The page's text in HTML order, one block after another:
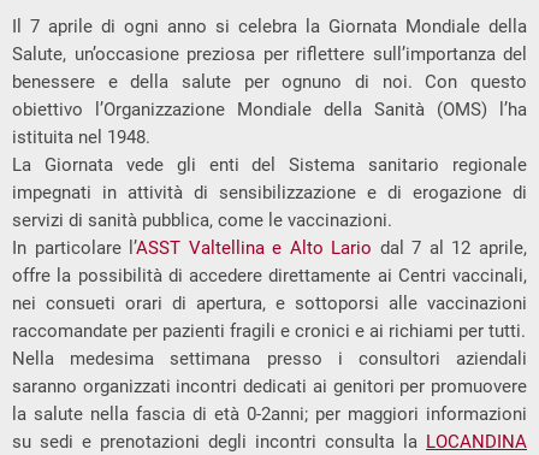
Il 7 aprile di ogni anno si celebra la Giornata Mondiale della
Salute, un’occasione preziosa per riflettere sull’importanza del
benessere e della salute per ognuno di noi. Con questo
obiettivo l’Organizzazione Mondiale della Sanità (OMS) l’ha
istituita nel 1948.
La Giornata vede gli enti del Sistema sanitario regionale
impegnati in attività di sensibilizzazione e di erogazione di
servizi di sanità pubblica, come le vaccinazioni.
In particolare l’ASST Valtellina e Alto Lario dal 7 al 12 aprile,
offre la possibilità di accedere direttamente ai Centri vaccinali,
nei consueti orari di apertura, e sottoporsi alle vaccinazioni
raccomandate per pazienti fragili e cronici e ai richiami per tutti.
Nella medesima settimana presso i consultori aziendali
saranno organizzati incontri dedicati ai genitori per promuovere
la salute nella fascia di età 0-2anni; per maggiori informazioni
su sedi e prenotazioni degli incontri consulta la LOCANDINA